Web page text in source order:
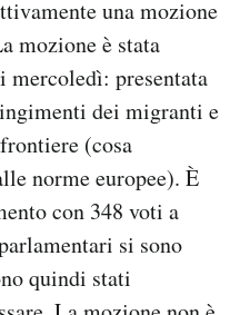
una mozione
mozione è stata
mercoledì: presentata
dei migranti e
(cosa
norme europee). È
con 348 voti a
si sono
quindi stati